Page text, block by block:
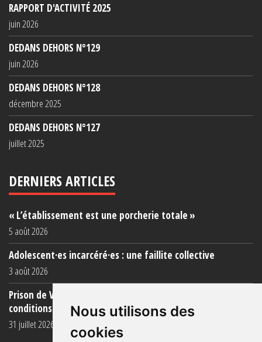
Nous utilisons des
cookies
RAPPORT D'ACTIVITÉ 2025
juin 2026
DEDANS DEHORS N°129
juin 2026
DEDANS DEHORS N°128
décembre 2025
DEDANS DEHORS N°127
juillet 2025
DERNIERS ARTICLES
« L’établissement est une porcherie totale »
5 août 2026
Adolescent·es incarcéré·es : une faillite collective
3 août 2026
Prison de Vendin-le-Vieil : témoignage de familles sur les
conditions (...)
31 juillet 2026